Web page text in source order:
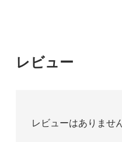
レビュー
レビューはありませ